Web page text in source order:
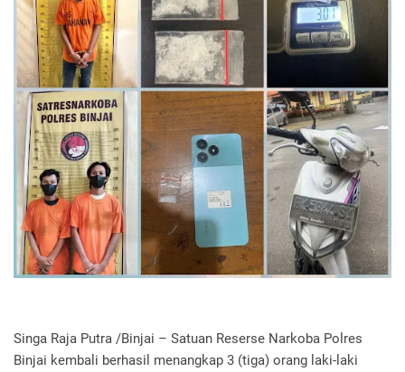
Singa Raja Putra /Binjai – Satuan Reserse Narkoba Polres
Binjai kembali berhasil menangkap 3 (tiga) orang laki-laki